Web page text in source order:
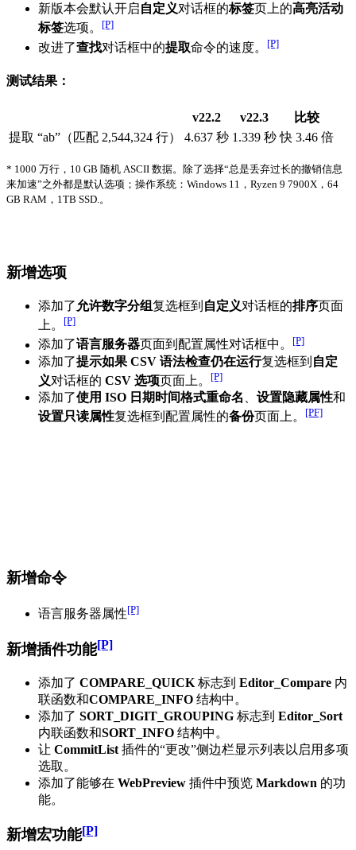
新版本会默认开启自定义对话框的标签页上的高亮活动
标签选项。 [P]
改进了查找对话框中的提取命令的速度。 [P]
测试结果：
v22.2 v22.3
比较
提取 “ab”（匹配 2,544,324 行）
4.637 秒 1.339 秒 快 3.46 倍
* 1000 万行，10 GB 随机 ASCII 数据。除了选择“总是丢弃过长的撤销信息
来加速”之外都是默认选项；操作系统：Windows 11，Ryzen 9 7900X，64
GB RAM，1TB SSD.。
新增选项
添加了 允许数字分组复选框到 自定义对话框的排序页面
上。
[P]
添加了语言服务器页面到配置属性对话框中。 [P]
添加了提示如果 CSV 语法检查仍在运行复选框到 自定
义对话框的 CSV 选项页面上。 [P]
添加了使用 ISO 日期时间格式重命名 设置隐藏属性和
设置只读属性复选框到配置属性的备份页面上。 [PF]
新增命令
语言服务器属性[P]
新增插件功能[P]
添加了 COMPARE_QUICK 标志到 Editor_Compare 内
联函数和COMPARE_INFO 结构中。
添加了 SORT_DIGIT_GROUPING 标志到 Editor_Sort
内联函数和SORT_INFO 结构中。
让 CommitList 插件的“更改”侧边栏显示列表以启用多项
选取。
添加了能够在 WebPreview 插件中预览 Markdown 的功
能。
新增宏功能[P]